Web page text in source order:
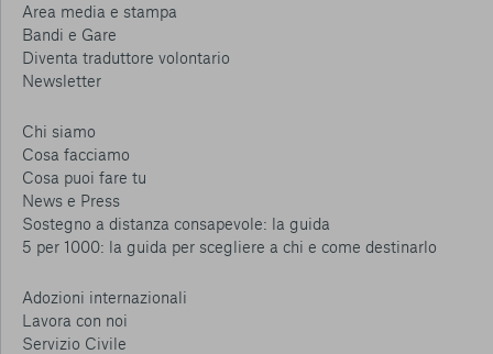
Area media e stampa
Bandi e Gare
Diventa traduttore volontario
Newsletter
Chi siamo
Cosa facciamo
Cosa puoi fare tu
News e Press
Sostegno a distanza consapevole: la guida
5 per 1000: la guida per scegliere a chi e come destinarlo
Adozioni internazionali
Lavora con noi
Servizio Civile